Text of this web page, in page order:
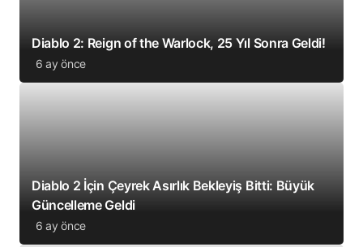
Diablo 2: Reign of the Warlock, 25 Yıl Sonra Geldi!
6 ay önce
Diablo 2 İçin Çeyrek Asırlık Bekleyiş Bitti: Büyük
Güncelleme Geldi
6 ay önce